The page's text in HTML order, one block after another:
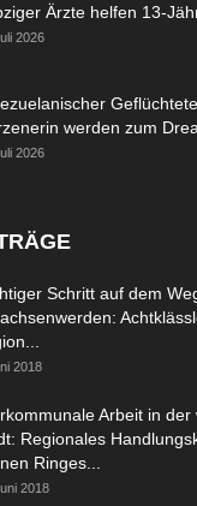
Ärzte helfen 13-
2026
werden zum
2026
Schritt auf dem
2018
Arbeit in der
Regionales
Ringes...
2018